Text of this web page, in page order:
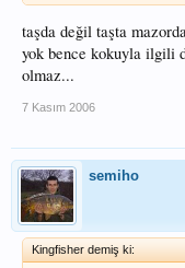
olmasın.
taşda değil taşta
yok bence kokuyla ilgili
olmaz...
7 Kasım 2006
semiho
Kingfisher demiş ki: